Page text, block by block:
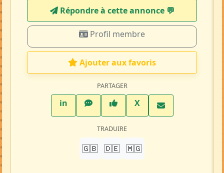
Répondre à cette annonce 💬​
Profil membre
Ajouter aux favoris
PARTAGER
inLinkedInWhatsAppFacebook
XTwitter X
TRADUIRE
🇬🇧 🇩🇪 🇲🇬